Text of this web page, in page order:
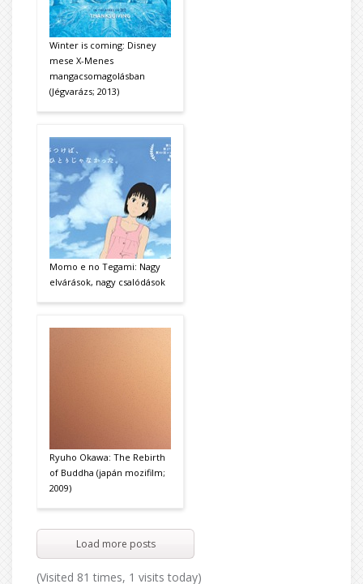
Winter is coming: Disney
mese X-Menes
mangacsomagolásban
(Jégvarázs; 2013)
Momo e no Tegami: Nagy
elvárások, nagy csalódások
Ryuho Okawa: The Rebirth
of Buddha (japán mozifilm;
2009)
Load more posts
(Visited 81 times, 1 visits today)